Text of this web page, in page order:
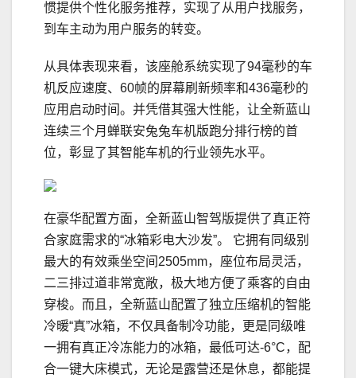
惯提供个性化服务推荐，实现了从用户找服务，
到车主动为用户服务的转变。
从具体表现来看，该座舱系统实现了94毫秒的车
机反应速度、60帧的屏幕刷新频率和436毫秒的
应用启动时间。并凭借其强大性能，让全新蓝山
连续三个月蝉联安兔兔车机版跑分排行榜的首
位，彰显了其智能车机的行业领先水平。
在豪华配置方面，全新蓝山智驾版提供了真正符
合家庭需求的“冰箱彩电大沙发”。 它拥有同级别
最大的有效乘坐空间2505mm，座位布局灵活，
二三排过道非常宽敞，极大地方便了乘客的自由
穿梭。而且，全新蓝山配置了独立压缩机的智能
冷暖“真”冰箱，不仅具备制冷功能，更是同级唯
一拥有真正冷冻能力的冰箱，最低可达-6°C，配
合一键大床模式，无论是露营还是休息，都能提